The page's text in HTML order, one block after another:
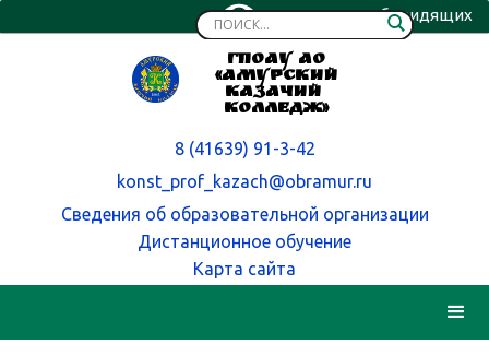
Версия для слабовидящих
ГПОАУ АО
«Амурский
казачий
колледж»
8 (41639) 91-3-42
konst_prof_kazach@obramur.ru
Сведения об образовательной организации
Дистанционное обучение
Карта сайта